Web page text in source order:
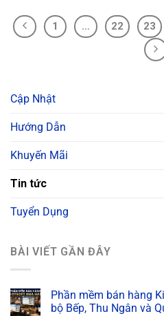
1 … 22 23
Cập Nhật
Hướng Dẫn
Khuyến Mãi
Tin tức
Tuyển Dụng
BÀI VIẾT GẦN ĐÂY
Phần mềm bán hàng
bộ Bếp, Thu Ngân và